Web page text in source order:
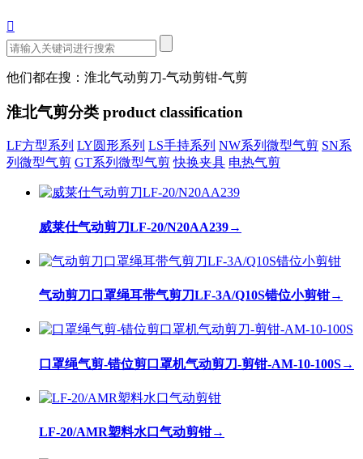

他们都在搜：淮北气动剪刀-气动剪钳-气剪
淮北气剪分类 product classification
LF方型系列 LY圆形系列 LS手持系列 NW系列微型气剪 SN系
列微型气剪 GT系列微型气剪 快换夹具 电热气剪
威莱仕气动剪刀LF-20/N20AA239→
气动剪刀口罩绳耳带气剪刀LF-3A/Q10S错位小剪钳→
口罩绳气剪-错位剪口罩机气动剪刀-剪钳-AM-10-100S→
LF-20/AMR塑料水口气动剪钳→